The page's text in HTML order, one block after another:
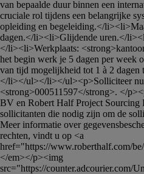
van bepaalde duur binnen een
cruciale rol tijdens een belangrijke
opleiding en begeleiding.</
dagen.</li><li>Glijdende uren.</
</li><li>Werkplaats:
het begin werk je 5 dagen per week
van tijd mogelijkheid tot 1 à 2
</li></ul></li></ul><p>Solliciteer nu
<strong>000511597</strong>. </
BV en Robert Half Project Sourcing
sollicitanten die nodig zijn om de
Meer informatie over
rechten, vindt u op <a
href="https://www.roberthalf.com/
</em></p><img
src="https://